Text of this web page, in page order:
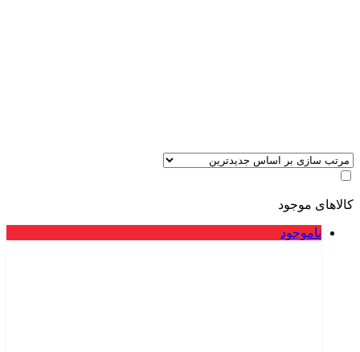
کالاهای موجود
ناموجود